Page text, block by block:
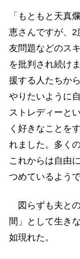
「もともと天真
恵さんですが、
友問題などのス
を批判され続け
援する人たちか
やりたいように
ストレディーと
く好きなことを
れました。多く
これからは自由
つめているよう
図らずも夫と
間」として生き
如現れた。